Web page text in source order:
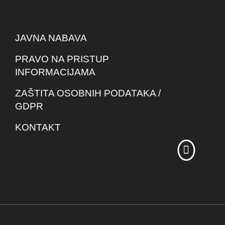
JAVNA NABAVA
PRAVO NA PRISTUP
INFORMACIJAMA
ZAŠTITA OSOBNIH PODATAKA /
GDPR
KONTAKT